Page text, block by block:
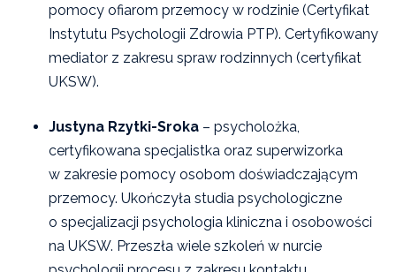
pomocy ofiarom przemocy w rodzinie (Certyfikat
Instytutu Psychologii Zdrowia PTP). Certyfikowany
mediator z zakresu spraw rodzinnych (certyfikat
UKSW).
Justyna Rzytki-Sroka – psycholożka,
certyfikowana specjalistka oraz superwizorka
w zakresie pomocy osobom doświadczającym
przemocy. Ukończyła studia psychologiczne
o specjalizacji psychologia kliniczna i osobowości
na UKSW. Przeszła wiele szkoleń w nurcie